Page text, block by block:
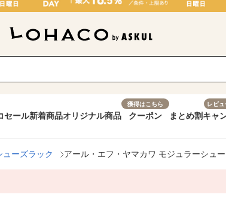
セール新着商品オリジナル商品
獲得はこちら
クーポン まとめ割
レビ
キャ
ューズラック アール・エフ・ヤマカワ モジュラーシュ